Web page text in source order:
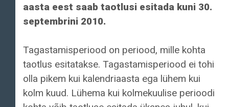
aasta eest saab taotlusi esitada kuni 30.
septembrini 2010.
Tagastamisperiood on periood, mille kohta
taotlus esitatakse. Tagastamisperiood ei tohi
olla pikem kui kalendriaasta ega lühem kui
kolm kuud. Lühema kui kolmekuulise perioodi